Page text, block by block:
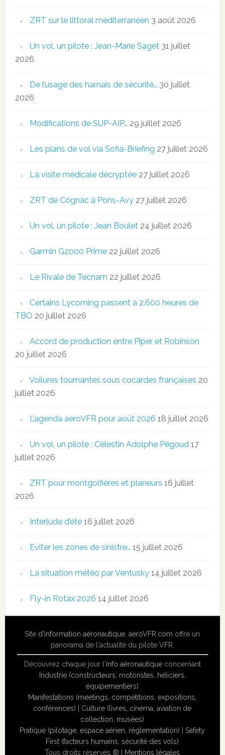
ZRT sur le littoral méditerranéen 3 août 2026
Un vol, un pilote : Jean-Marie Saget 31 juillet
2026
De l’usage des harnais de sécurité… 30 juillet
2026
Modifications de SUP-AIP… 29 juillet 2026
Les plans de vol via Sofia-Briefing 27 juillet 2026
La visite médicale décryptée 27 juillet 2026
ZRT de Cognac à Pons-Avy 27 juillet 2026
Un vol, un pilote : Jean Boulet 24 juillet 2026
Garmin G2000 Prime 22 juillet 2026
Le Rivale de Tecnam 22 juillet 2026
Certains Lycoming passent à 2.600 heures de
TBO 20 juillet 2026
Accord de production entre Piper et Robinson
20 juillet 2026
Voilures tournantes sous cocardes françaises 20
juillet 2026
L’agenda aeroVFR pour août 2026 18 juillet 2026
Un vol, un pilote : Célestin Adolphe Pégoud 17
juillet 2026
ZRT pour montgolfières et planeurs 16 juillet
2026
Interlude d’été 16 juillet 2026
Eviter les zones de sinistre… 15 juillet 2026
La situation météo par Ventusky 14 juillet 2026
Fly-in Rotax 2026 14 juillet 2026
Site d'information aéronautique ,aeroVFR.com offre un
panorama de l'actualité du pilote VFR.
Découvrez chaque jour l'info aéronautiqueconcernant
Industrie (constructeurs, motoristes, héliciers,
équipementiers)
Manifestations (meetings, compétitions, expositions,
conférences)
Culture (livres, cinéma, aviation de
collection, musées)
Pratique (pilotage, espace aérien, réglementation) |Safety
First (facteurs humains, sécurité des vols)
Tous droits réservés ® | Mentions légales